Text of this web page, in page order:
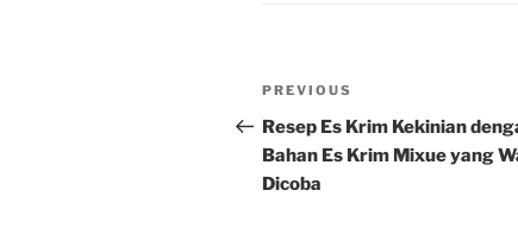
Post
navigation
Previous
Post
PREVIOUS
Resep Es Krim Kekinian
Bahan Es Krim Mixue yang
Dicoba